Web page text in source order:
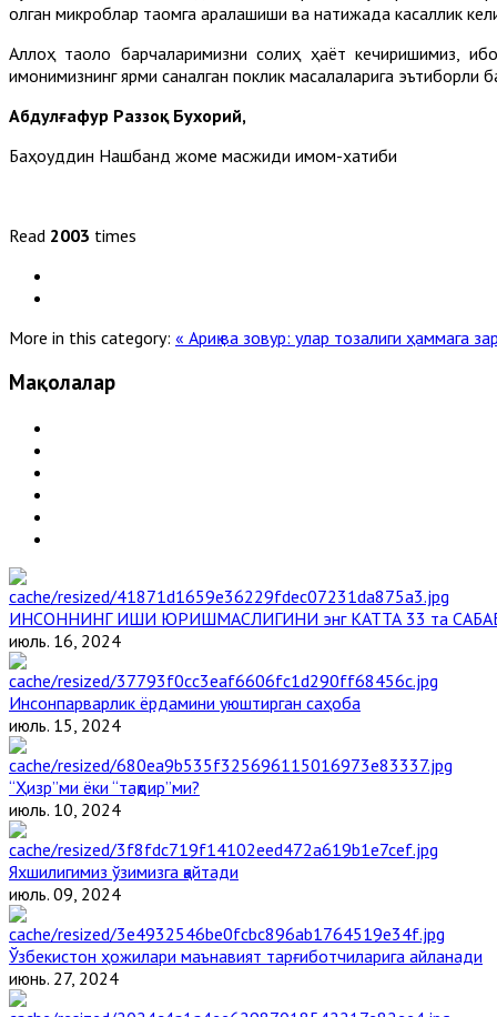
қолган микроблар таомга аралашиши ва натижада касаллик
Аллоҳ таоло барчаларимизни солиҳ ҳаёт кечиришимиз,
имонимизнинг ярми саналган поклик масалаларига
Абдулғафур Раззоқ Бухорий,
Баҳоуддин Нақшбанд жоме масжиди имом-хатиби
Read 2003 times
More in this category: « Ариқ ва зовур: улар тозалиги ҳаммага
Мақолалар
ИНСОННИНГ ИШИ ЮРИШМАСЛИГИНИ энг КАТТА 33 та
июль. 16, 2024
Инсонпарварлик ёрдамини уюштирган саҳоба
июль. 15, 2024
“Ҳизр”ми ёки “тақдир”ми?
июль. 10, 2024
Яхшилигимиз ўзимизга қайтади
июль. 09, 2024
Ўзбекистон ҳожилари маънавият тарғиботчиларига айланади
июнь. 27, 2024